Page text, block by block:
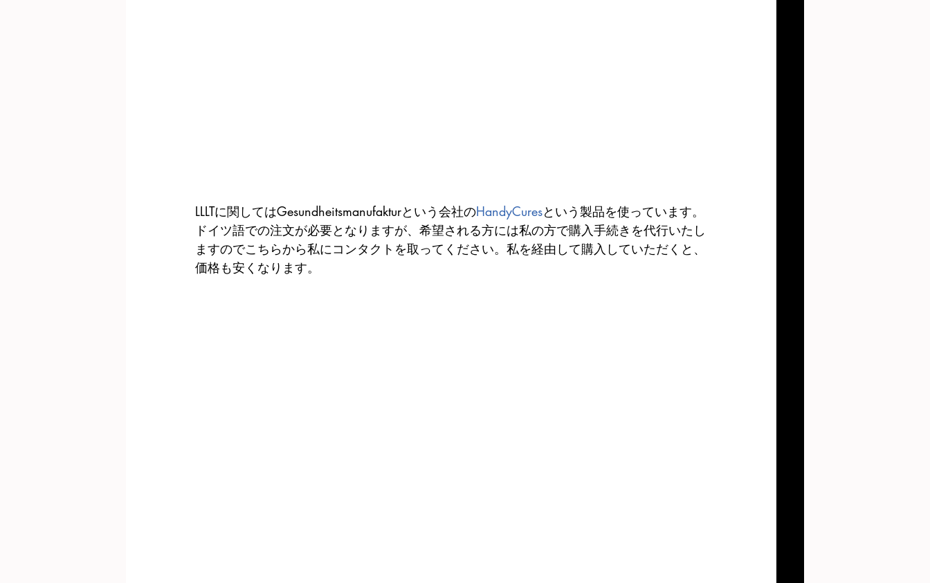
LLLTに関してはGesundheitsmanufakturという会社のHandyCuresという製品を使っています。
ドイツ語での注文が必要となりますが、希望される方には私の方で購入手続きを代行いたし
ますのでこちらから私にコンタクトを取ってください。私を経由して購入していただくと、
価格も安くなります。